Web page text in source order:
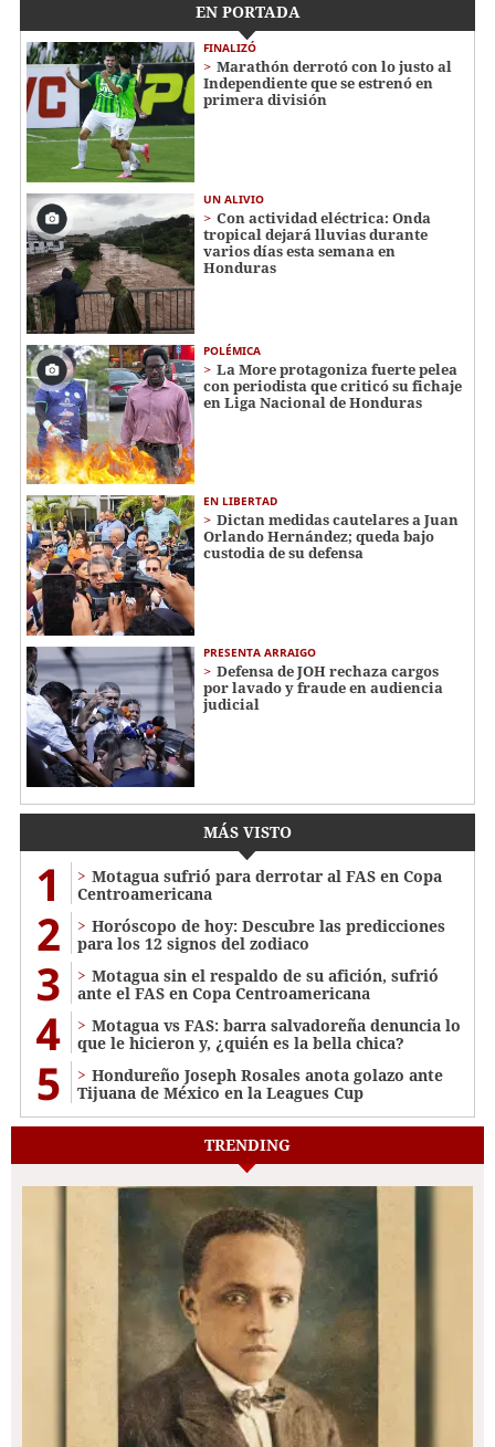
EN PORTADA
FINALIZÓ
Marathón derrotó con lo justo al
Independiente que se estrenó en
primera división
UN ALIVIO
Con actividad eléctrica: Onda
tropical dejará lluvias durante
varios días esta semana en
Honduras
POLÉMICA
La More protagoniza fuerte pelea
con periodista que criticó su fichaje
en Liga Nacional de Honduras
EN LIBERTAD
Dictan medidas cautelares a Juan
Orlando Hernández; queda bajo
custodia de su defensa
PRESENTA ARRAIGO
Defensa de JOH rechaza cargos
por lavado y fraude en audiencia
judicial
MÁS VISTO
1
Motagua sufrió para derrotar al FAS en Copa
Centroamericana
2
Horóscopo de hoy: Descubre las predicciones
para los 12 signos del zodiaco
3
Motagua sin el respaldo de su afición, sufrió
ante el FAS en Copa Centroamericana
4
Motagua vs FAS: barra salvadoreña denuncia lo
que le hicieron y, ¿quién es la bella chica?
5
Hondureño Joseph Rosales anota golazo ante
Tijuana de México en la Leagues Cup
TRENDING